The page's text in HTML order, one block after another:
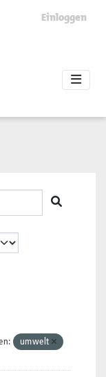
Einloggen
umwelt